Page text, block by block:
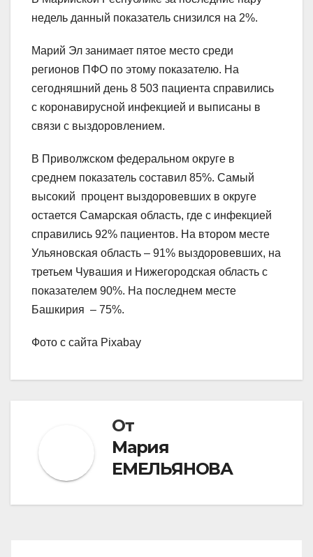
недель данный показатель снизился на 2%.
Марий Эл занимает пятое место среди
регионов ПФО по этому показателю. На
сегодняшний день 8 503 пациента справились
с коронавирусной инфекцией и выписаны в
связи с выздоровлением.
В Приволжском федеральном округе в
среднем показатель составил 85%. Самый
высокий процент выздоровевших в округе
остается Самарская область, где с инфекцией
справились 92% пациентов. На втором месте
Ульяновская область – 91% выздоровевших, на
третьем Чувашия и Нижегородская область с
показателем 90%. На последнем месте
Башкирия – 75%.
Фото с сайта Pixabay
От
Мария
ЕМЕЛЬЯНОВА